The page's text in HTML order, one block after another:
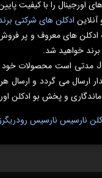
اورجینال را با کیفیت
ادکلن های شرکتی
های معروف و پر فروش
خواهید شد.
می گردد و ارسال
و پخش بو ادکلن
نارسیس نارسیس